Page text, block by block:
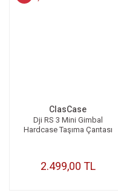
ClasCase
Dji RS 3 Mini Gimbal
Hardcase Taşıma Çantası
2.499,00 TL